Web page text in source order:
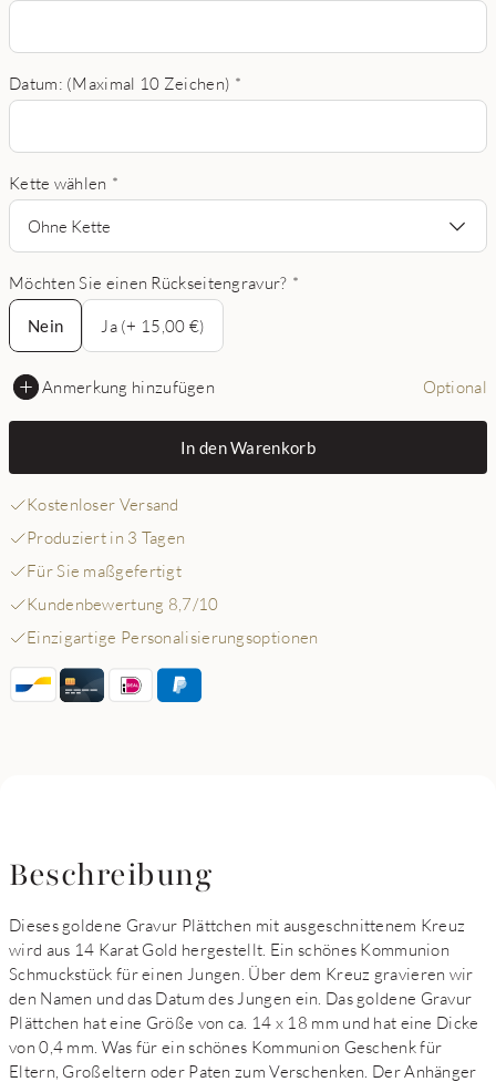
Datum: (Maximal 10 Zeichen) *
Kette wählen *
Ohne Kette
Möchten Sie einen Rückseitengravur? *
Nein
Nein
Ja (+ 15,00 €)
Anmerkung hinzufügen Optional
In den Warenkorb
Kostenloser Versand
Produziert in 3 Tagen
Für Sie maßgefertigt
Kundenbewertung 8,7/10
Einzigartige Personalisierungsoptionen
Beschreibung
Dieses goldene Gravur Plättchen mit ausgeschnittenem Kreuz
wird aus 14 Karat Gold hergestellt. Ein schönes Kommunion
Schmuckstück für einen Jungen. Über dem Kreuz gravieren wir
den Namen und das Datum des Jungen ein. Das goldene Gravur
Plättchen hat eine Größe von ca. 14 x 18 mm und hat eine Dicke
von 0,4 mm. Was für ein schönes Kommunion Geschenk für
Eltern, Großeltern oder Paten zum Verschenken. Der Anhänger